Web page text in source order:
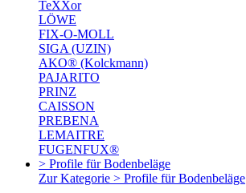
TeXXor
LÖWE
FIX-O-MOLL
SIGA (UZIN)
AKO® (Kolckmann)
PAJARITO
PRINZ
CAISSON
PREBENA
LEMAITRE
FUGENFUX®
> Profile für Bodenbeläge
Zur Kategorie > Profile für Bodenbeläge